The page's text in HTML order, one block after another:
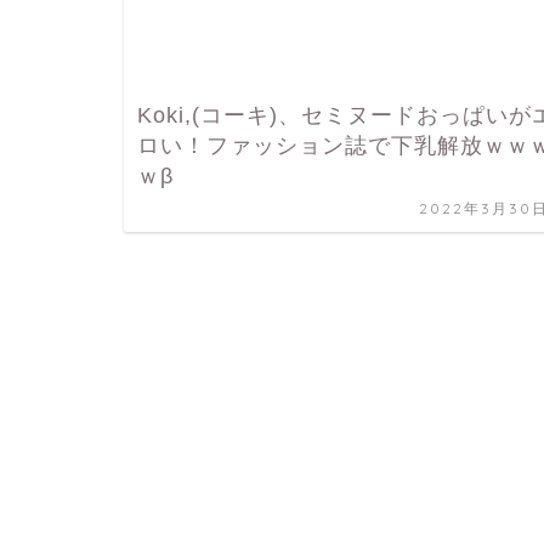
Koki,(コーキ)、セミヌードおっぱいが
ロい！ファッション誌で下乳解放ｗｗ
ｗβ
2022年3月30日